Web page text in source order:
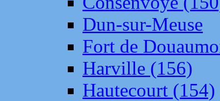
Dun-sur-Meuse
Fort de
Harville (156)
Hautecourt (154)